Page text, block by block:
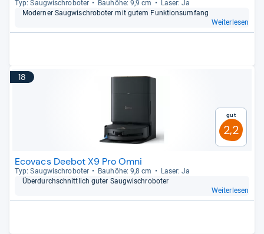
Typ: Saug­wisch­ro­bo­ter Bau­höhe: 9,9 cm
Laser: Ja
Moder­ner Saug­wisch­ro­bo­ter mit gutem Funk­ti­ons­um­fang
Weiterlesen
18
Gut
2,2
Ecovacs Deebot X9 Pro Omni
Typ: Saug­wisch­ro­bo­ter Bau­höhe: 9,8 cm
Laser: Ja
Über­durch­schnitt­lich guter Saug­wisch­ro­bo­ter
Weiterlesen